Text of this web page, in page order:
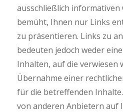
ausschließlich informativen
bemüht, Ihnen nur Links
zu präsentieren. Links zu
bedeuten jedoch weder
Inhalten, auf die verwiesen
Übernahme einer
für die betreffenden Inhalte.
von anderen Anbietern auf